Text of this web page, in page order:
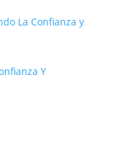
La Confianza y
Y